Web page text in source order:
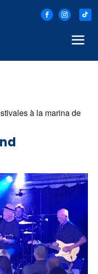
à la marina de